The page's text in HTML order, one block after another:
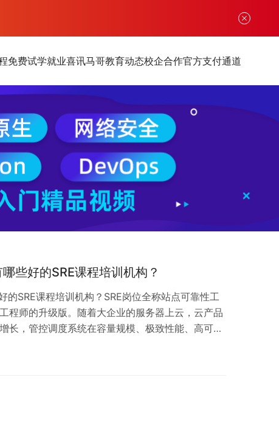
免费试学就业喜讯马哥教育动态校企合作官方支付通道
些好的SRE课程培训机构？
的SRE课程培训机构？SRE岗位全称站点可靠性工
程师的升级版。随着大企业的服务器上云，云产品
长，管控调度系统在容量规模、极致性能、高可用
。如何在保障业务高速发展的同时，构建系统高可